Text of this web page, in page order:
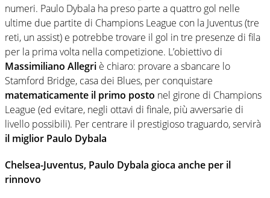
numeri. Paulo Dybala ha preso parte a quattro gol nelle
ultime due partite di Champions League con la Juventus (tre
reti, un assist) e potrebbe trovare il gol in tre presenze di fila
per la prima volta nella competizione. L’obiettivo di
Massimiliano Allegri è chiaro: provare a sbancare lo
Stamford Bridge, casa dei Blues, per conquistare
matematicamente il primo posto nel girone di Champions
League (ed evitare, negli ottavi di finale, più avversarie di
livello possibili). Per centrare il prestigioso traguardo, servirà
il miglior Paulo Dybala
Chelsea-Juventus, Paulo Dybala gioca anche per il
rinnovo